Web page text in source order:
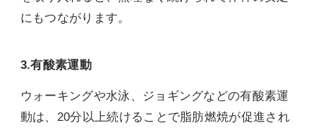
にもつながります。
3.有酸素運動
ウォーキングや水泳、ジョギングなどの有酸素運
動は、20分以上続けることで脂肪燃焼が促進され